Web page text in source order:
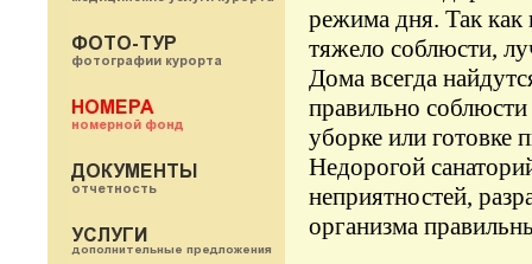
режима дня. Так
тяжело соблюсти,
Дома всегда
правильно
уборке или готовке
Недорогой
неприятностей,
организма